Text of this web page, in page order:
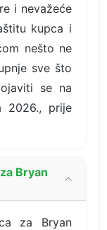
i nevažeće
kupca i
nešto ne
sve što
se na
2026., prije
Bryan
za Bryan